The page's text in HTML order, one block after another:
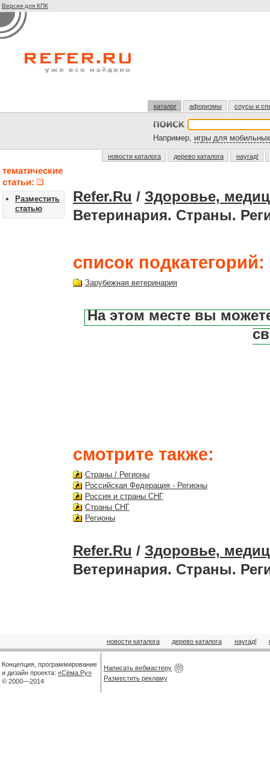
Версия для КПК
каталог афоризмы соусы и
Например, игры для мобильных
новости каталога дерево каталога наугад!
тематические
статьи:
Разместить
статью
Refer.Ru / Здоровье,
Ветеринария. Страны.
список подкатегорий:
Зарубежная ветеринария
На этом месте вы
смотрите также:
Страны / Регионы
Российская Федерация - Регионы
Россия и страны СНГ
Страны СНГ
Регионы
Refer.Ru / Здоровье,
Ветеринария. Страны.
новости каталога дерево каталога наугад!
Концепция, программирование
и дизайн проекта: «Сёма.Ру»
© 2000—2014
Написать вебмастеру
Разместить рекламу